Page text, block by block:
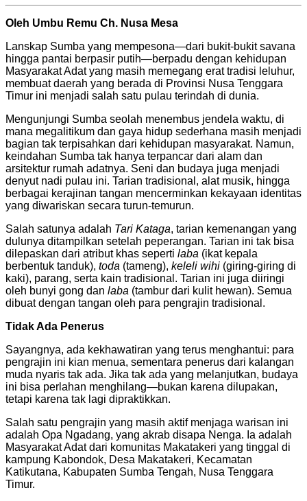
Oleh Umbu Remu Ch. Nusa Mesa
Lanskap Sumba yang mempesona—dari bukit-bukit savana
hingga pantai berpasir putih—berpadu dengan kehidupan
Masyarakat Adat yang masih memegang erat tradisi leluhur,
membuat daerah yang berada di Provinsi Nusa Tenggara
Timur ini menjadi salah satu pulau terindah di dunia.
Mengunjungi Sumba seolah menembus jendela waktu, di
mana megalitikum dan gaya hidup sederhana masih menjadi
bagian tak terpisahkan dari kehidupan masyarakat. Namun,
keindahan Sumba tak hanya terpancar dari alam dan
arsitektur rumah adatnya. Seni dan budaya juga menjadi
denyut nadi pulau ini. Tarian tradisional, alat musik, hingga
berbagai kerajinan tangan mencerminkan kekayaan identitas
yang diwariskan secara turun-temurun.
Salah satunya adalah Tari Kataga, tarian kemenangan yang
dulunya ditampilkan setelah peperangan. Tarian ini tak bisa
dilepaskan dari atribut khas seperti laba (ikat kepala
berbentuk tanduk), toda (tameng), keleli wihi (giring-giring di
kaki), parang, serta kain tradisional. Tarian ini juga diiringi
oleh bunyi gong dan laba (tambur dari kulit hewan). Semua
dibuat dengan tangan oleh para pengrajin tradisional.
Tidak Ada Penerus
Sayangnya, ada kekhawatiran yang terus menghantui: para
pengrajin ini kian menua, sementara penerus dari kalangan
muda nyaris tak ada. Jika tak ada yang melanjutkan, budaya
ini bisa perlahan menghilang—bukan karena dilupakan,
tetapi karena tak lagi dipraktikkan.
Salah satu pengrajin yang masih aktif menjaga warisan ini
adalah Opa Ngadang, yang akrab disapa Nenga. Ia adalah
Masyarakat Adat dari komunitas Makatakeri yang tinggal di
kampung Kabondok, Desa Makatakeri, Kecamatan
Katikutana, Kabupaten Sumba Tengah, Nusa Tenggara
Timur.